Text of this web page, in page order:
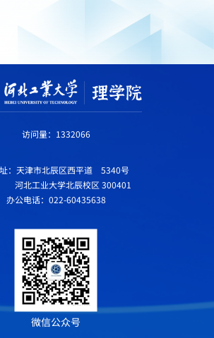
访问量： 1332066
：天津市北辰区西平道 5340号
工业大学北辰校区 300401
办公电话：022-60435638
微信公众号